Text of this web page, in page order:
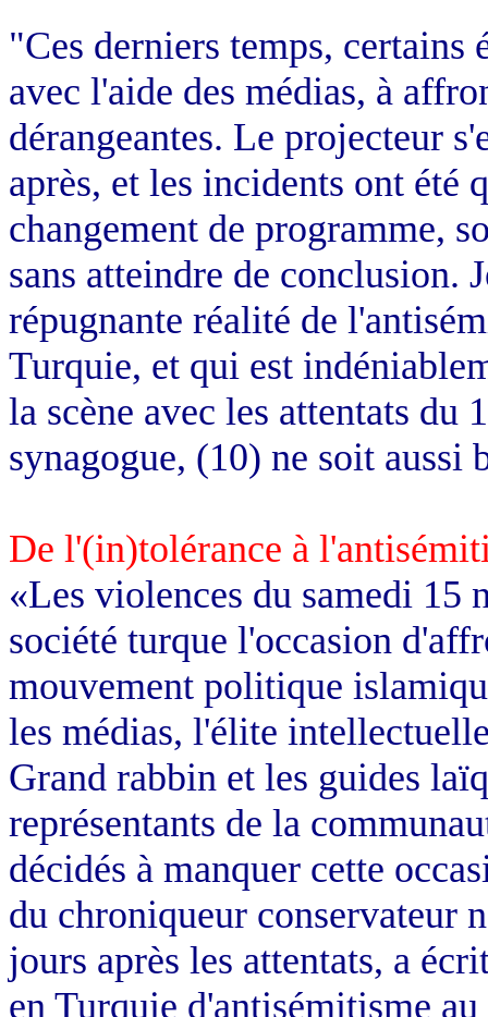
"Ces derniers temps, certains
avec l'aide des médias, à
dérangeantes. Le projecteur
après, et les incidents ont été
changement de programme,
sans atteindre de conclusion.
répugnante réalité de
Turquie, et qui est
la scène avec les attentats du
synagogue, (10) ne soit
De l'(in)tolérance à
«Les violences du samedi 15
société turque l'occasion
mouvement politique
les médias, l'élite
Grand rabbin et les guides
représentants de la
décidés à manquer cette
du chroniqueur conservateur
jours après les attentats, a
en Turquie d'antisémitisme